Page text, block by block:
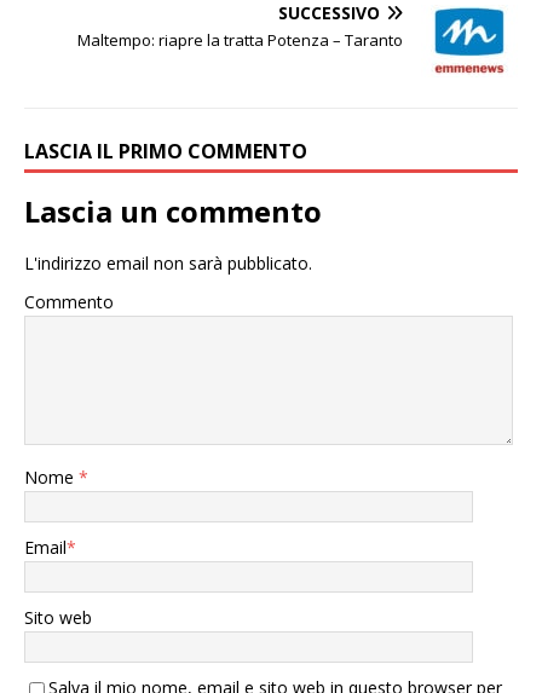
SUCCESSIVO
Maltempo: riapre la tratta Potenza – Taranto
LASCIA IL PRIMO COMMENTO
Lascia un commento
L'indirizzo email non sarà pubblicato.
Commento
Nome *
Email*
Sito web
Salva il mio nome, email e sito web in questo browser per